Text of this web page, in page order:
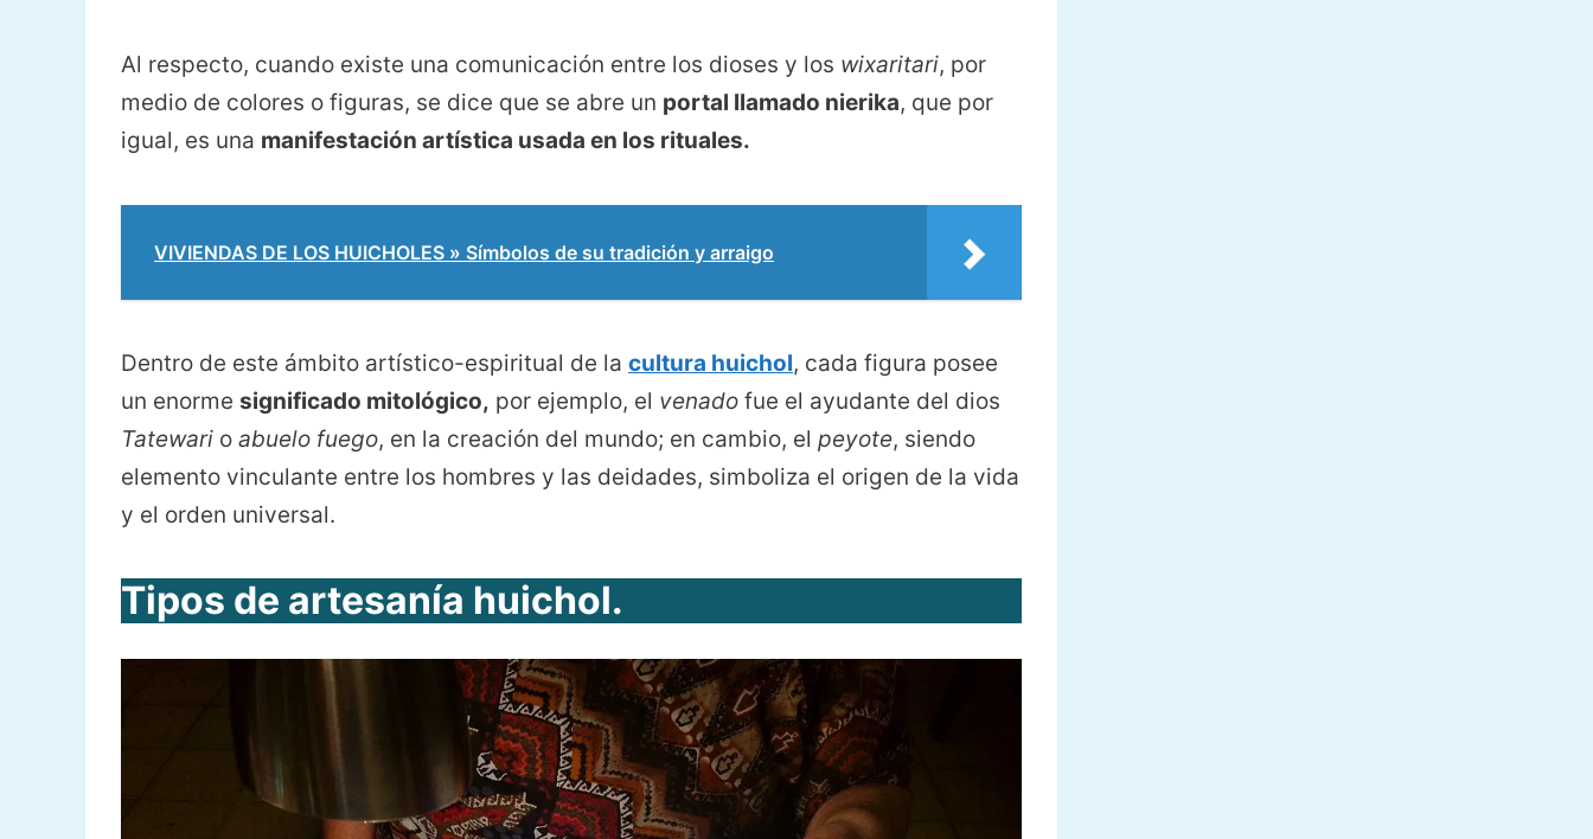
Al respecto, cuando existe una comunicación entre los dioses y los wixaritari, por
medio de colores o figuras, se dice que se abre un portal llamado nierika, que por
igual, es una manifestación artística usada en los rituales.
VIVIENDAS DE LOS HUICHOLES » Símbolos de su tradición y arraigo
Dentro de este ámbito artístico-espiritual de la cultura huichol, cada figura posee
un enorme significado mitológico, por ejemplo, el venado fue el ayudante del dios
Tatewari o abuelo fuego, en la creación del mundo; en cambio, el peyote, siendo
elemento vinculante entre los hombres y las deidades, simboliza el origen de la vida
y el orden universal.
Tipos de artesanía huichol.